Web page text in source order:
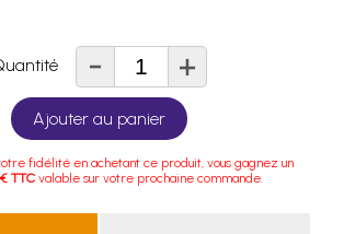
- +
Ajouter au panier
fidélité en achetant ce produit, vous gagnez un
TTC valable sur votre prochaine commande.